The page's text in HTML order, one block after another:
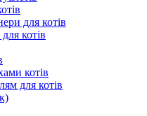
для котів
котів
котів
для котів